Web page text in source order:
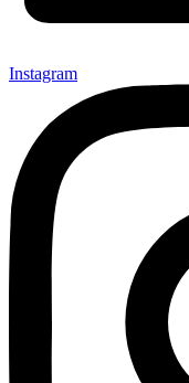
Instagram